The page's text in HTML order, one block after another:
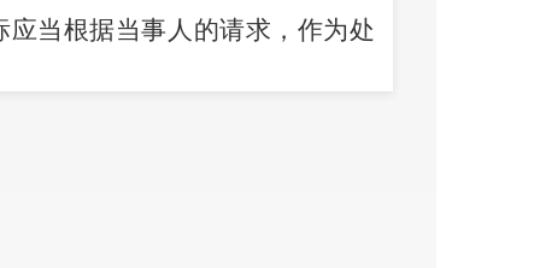
当根据当事人的请求，作为处